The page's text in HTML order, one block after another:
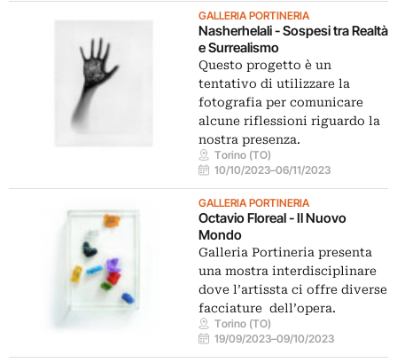
GALLERIA PORTINERIA
Nasherhelali - Sospesi tra Realtà
e Surrealismo
Questo progetto è un
tentativo di utilizzare la
fotografia per comunicare
alcune riflessioni riguardo la
nostra presenza.
Torino (TO)
10/10/2023–06/11/2023
GALLERIA PORTINERIA
Octavio Floreal - Il Nuovo
Mondo
Galleria Portineria presenta
una mostra interdisciplinare
dove l’artissta ci offre diverse
facciature dell’opera.
Torino (TO)
19/09/2023–09/10/2023